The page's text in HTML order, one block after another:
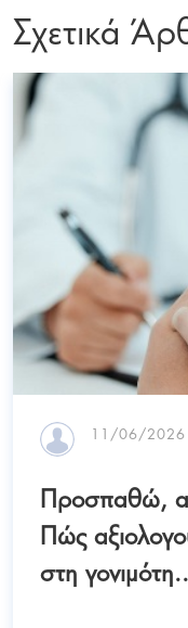
Σχετικά
11/06/2026
Προσπαθώ,
Πώς
στη